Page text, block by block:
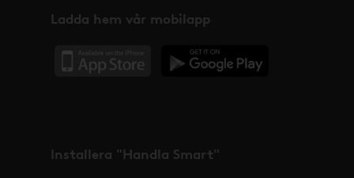
Ladda hem vår mobilapp
Installera "Handla Smart"